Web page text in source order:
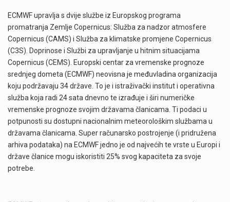
ECMWF upravlja s dvije službe iz Europskog programa
promatranja Zemlje Copernicus: Služba za nadzor atmosfere
Copernicus (CAMS) i Služba za klimatske promjene Copernicus
(C3S). Doprinose i Službi za upravljanje u hitnim situacijama
Copernicus (CEMS). Europski centar za vremenske prognoze
srednjeg dometa (ECMWF) neovisna je međuvladina organizacija
koju podržavaju 34 države. To je i istraživački institut i operativna
služba koja radi 24 sata dnevno te izrađuje i širi numeričke
vremenske prognoze svojim državama članicama. Ti podaci u
potpunosti su dostupni nacionalnim meteorološkim službama u
državama članicama. Super računarsko postrojenje (i pridružena
arhiva podataka) na ECMWF jedno je od najvećih te vrste u Europi i
države članice mogu iskoristiti 25% svog kapaciteta za svoje
potrebe.